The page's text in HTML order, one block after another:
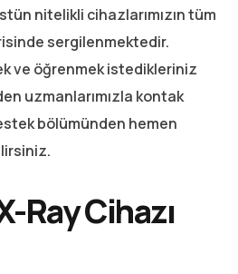
nitelikli cihazlarımızın tüm
sergilenmektedir.
ve öğrenmek istedikleriniz
uzmanlarımızla kontak
bölümünden hemen
Ray Cihazı